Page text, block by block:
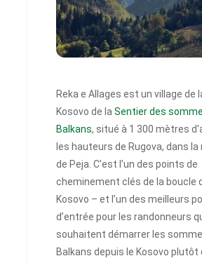
Reka e Allages est un village de
Kosovo de la Sentier des
Balkans, situé à 1 300 mètres
les hauteurs de Rugova, dans
de Peja. C’est l’un des points de
cheminement clés de la boucle
Kosovo – et l’un des meilleurs
d’entrée pour les randonneurs
souhaitent démarrer les
Balkans depuis le Kosovo plutôt